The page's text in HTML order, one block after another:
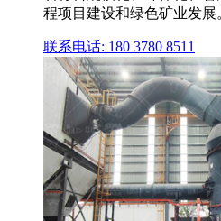
程项目建设和绿色矿业发展
联系电话: 180 3780 8511